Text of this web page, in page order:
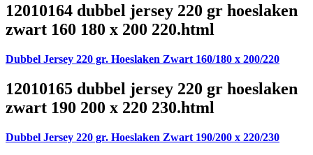
12010164 dubbel jersey 220 gr hoeslaken
zwart 160 180 x 200 220.html
Dubbel Jersey 220 gr. Hoeslaken Zwart 160/180 x 200/220
12010165 dubbel jersey 220 gr hoeslaken
zwart 190 200 x 220 230.html
Dubbel Jersey 220 gr. Hoeslaken Zwart 190/200 x 220/230